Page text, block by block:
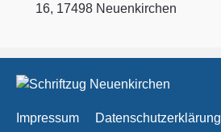
16, 17498 Neuenkirchen
Impressum Datenschutzerklärung